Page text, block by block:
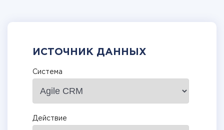
ИСТОЧНИК ДАННЫХ
Система
Действие